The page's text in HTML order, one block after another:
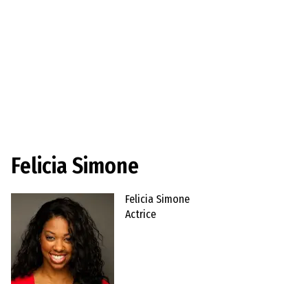
Felicia Simone
Felicia Simone
Actrice